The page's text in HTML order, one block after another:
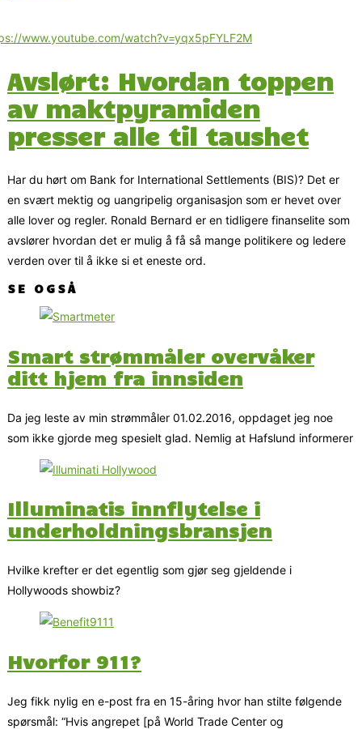
www.youtube.com/watch?v=yqx5pFYLF2M
Avslørt: Hvordan toppen
av maktpyramiden
presser alle til taushet
Har du hørt om Bank for International Settlements (BIS)? Det er
en svært mektig og uangripelig organisasjon som er hevet over
alle lover og regler. Ronald Bernard er en tidligere finanselite som
avslører hvordan det er mulig å få så mange politikere og ledere
verden over til å ikke si et eneste ord.
SE OGSÅ
Smart strømmåler overvåker
ditt hjem fra innsiden
Da jeg leste av min strømmåler 01.02.2016, oppdaget jeg noe
som ikke gjorde meg spesielt glad. Nemlig at Hafslund informerer
Illuminatis innflytelse i
underholdningsbransjen
Hvilke krefter er det egentlig som gjør seg gjeldende i
Hollywoods showbiz?
Hvorfor 911?
Jeg fikk nylig en e-post fra en 15-åring hvor han stilte følgende
spørsmål: “Hvis angrepet [på World Trade Center og